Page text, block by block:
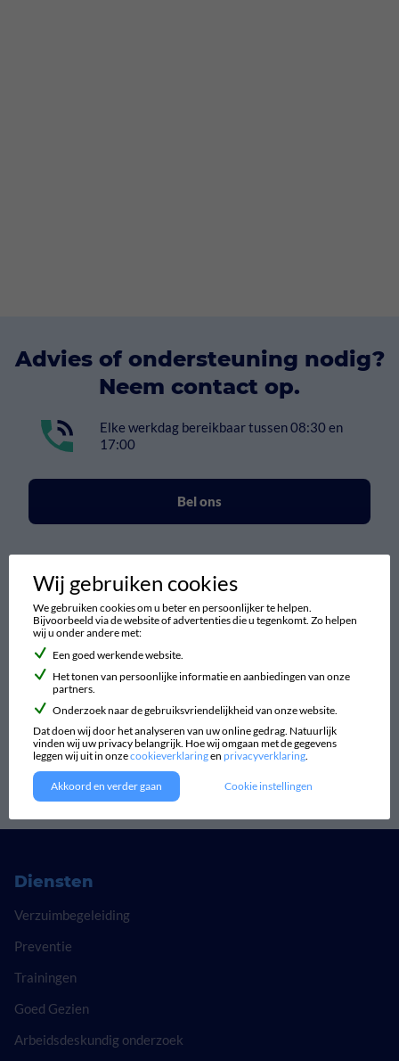
Advies of ondersteuning nodig?
Neem contact op.
Elke werkdag bereikbaar tussen 08:30 en
17:00
Bel ons
We nemen zo snel mogelijk contact met je op.
Olympia 1
1213 NS Hilversum
Open in maps
Diensten
Verzuimbegeleiding
Preventie
Trainingen
Goed Gezien
Arbeidsdeskundig onderzoek
Wij gebruiken cookies
We gebruiken cookies om u beter en persoonlijker te helpen.
Bijvoorbeeld via de website of advertenties die u tegenkomt. Zo helpen
wij u onder andere met:
Een goed werkende website.
Het tonen van persoonlijke informatie en aanbiedingen van onze
partners.
Onderzoek naar de gebruiksvriendelijkheid van onze website.
Dat doen wij door het analyseren van uw online gedrag. Natuurlijk
vinden wij uw privacy belangrijk. Hoe wij omgaan met de gegevens
leggen wij uit in onzecookieverklaringen privacyverklaring
Akkoord en verder gaan Cookie instellingen